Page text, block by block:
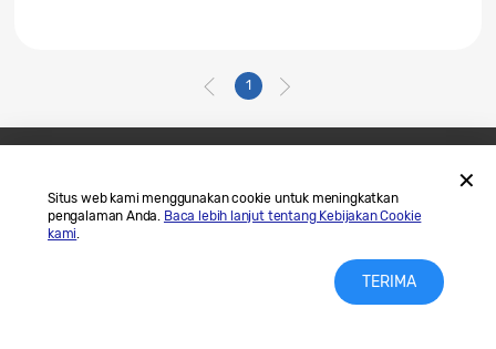
Situs web kami menggunakan cookie untuk meningkatkan
pengalaman Anda. Baca lebih lanjut tentang Kebijakan Cookie
kami.
TERIMA
1
Hubungi Kami
SAMSUNG.COM
Legal
Privasi